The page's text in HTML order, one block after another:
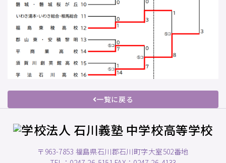
一覧に戻る
〒963-7853 福島県石川郡石川町字大室502番地